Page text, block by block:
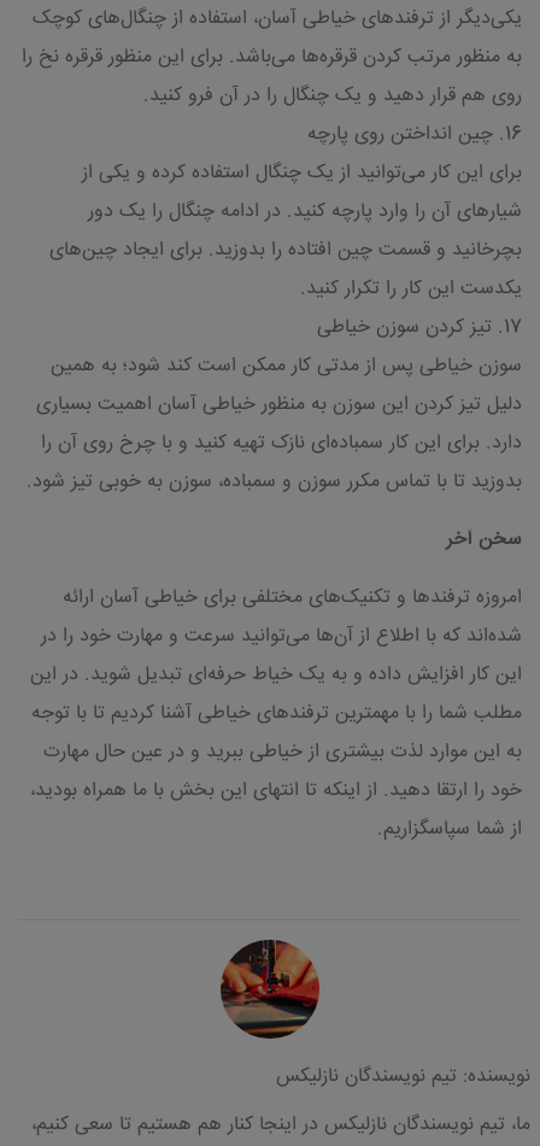
یکی‌دیگر از ترفندهای خیاطی آسان، استفاده از چنگال‌های کوچک
به منظور مرتب کردن قرقره‌ها می‌باشد. برای این منظور قرقره نخ را
روی هم قرار دهید و یک چنگال را در آن فرو کنید.
16. چین انداختن روی پارچه
برای این کار می‌توانید از یک چنگال استفاده کرده و یکی از
شیارهای آن را وارد پارچه کنید. در ادامه چنگال را یک دور
بچرخانید و قسمت چین افتاده را بدوزید. برای ایجاد چین‌های
یکدست این کار را تکرار کنید.
17. تیز کردن سوزن خیاطی
سوزن خیاطی پس از مدتی کار ممکن است کند شود؛ به همین
دلیل تیز کردن این سوزن به منظور خیاطی آسان اهمیت بسیاری
دارد. برای این کار سمباده‌ای نازک تهیه کنید و با چرخ روی آن را
بدوزید تا با تماس مکرر سوزن و سمباده، سوزن به خوبی تیز شود.
سخن آخر
امروزه ترفندها و تکنیک‌های مختلفی برای خیاطی آسان ارائه
شده‌اند که با اطلاع از آن‌ها می‌توانید سرعت و مهارت خود را در
این کار افزایش داده و به یک خیاط حرفه‌ای تبدیل شوید. در این
مطلب شما را با مهمترین ترفندهای خیاطی آشنا کردیم تا با توجه
به این موارد لذت بیشتری از خیاطی ببرید و در عین حال مهارت
خود را ارتقا دهید. از اینکه تا انتهای این بخش با ما همراه بودید،
از شما سپاسگزاریم.
نویسنده: تیم نویسندگان نازلیکس
ما، تیم نویسندگان نازلیکس در اینجا کنار هم هستیم تا سعی کنیم،